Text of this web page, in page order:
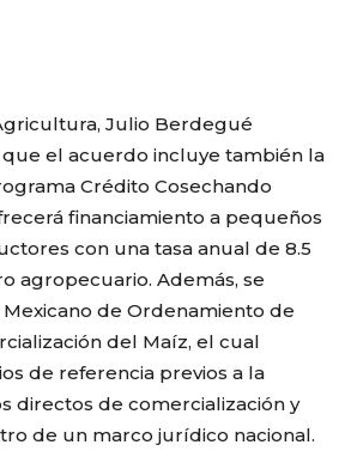
Julio Berdegué
que el acuerdo incluye también la
Crédito Cosechando
financiamiento a pequeños
con una tasa anual de 8.5
agropecuario. Además, se
de Ordenamiento de
del Maíz, el cual
de referencia previos a la
directos de comercialización y
de un marco jurídico nacional.